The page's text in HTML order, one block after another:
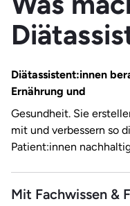
kannst – sogar
Diätassistent:innen
Ernährung und
Gesundheit. Sie
mit und verbessern so
Patient:innen
Mit Fachwissen &